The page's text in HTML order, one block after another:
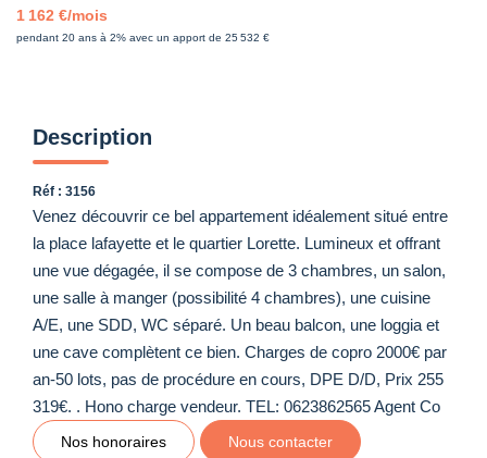
1 162 €/mois
pendant 20 ans à 2% avec un apport de 25 532 €
Description
Réf : 3156
Venez découvrir ce bel appartement idéalement situé entre
la place lafayette et le quartier Lorette. Lumineux et offrant
une vue dégagée, il se compose de 3 chambres, un salon,
une salle à manger (possibilité 4 chambres), une cuisine
A/E, une SDD, WC séparé. Un beau balcon, une loggia et
une cave complètent ce bien. Charges de copro 2000€ par
an-50 lots, pas de procédure en cours, DPE D/D, Prix 255
319€. . Hono charge vendeur. TEL: 0623862565 Agent Co
Nos honoraires Nous contacter